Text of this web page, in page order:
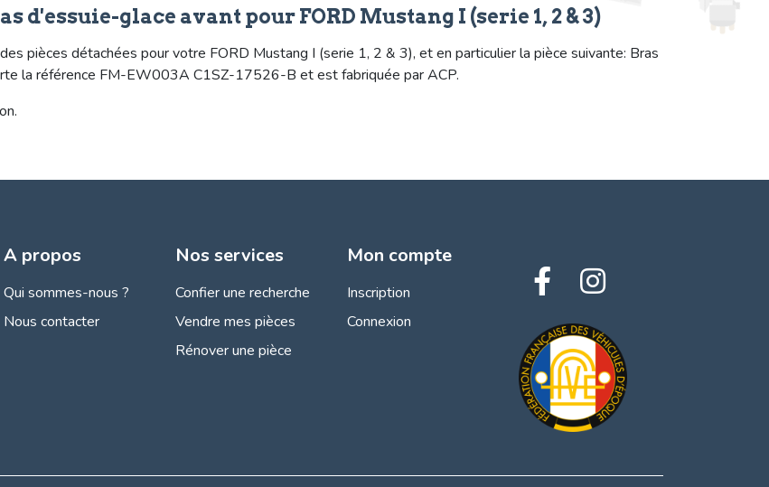
d'essuie-glace avant pour FORD Mustang I (serie 1, 2 & 3)
pièces détachées pour votre FORD Mustang I (serie 1, 2 & 3), et en particulier la pièce suivante: Bras
la référence FM-EW003A C1SZ-17526-B et est fabriquée par ACP.
A propos
Qui sommes-nous ?
Nous contacter
Nos services
Confier une recherche
Vendre mes pièces
Rénover une pièce
Mon compte
Inscription
Connexion